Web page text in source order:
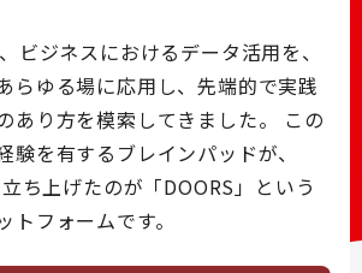
ビジネスにおけるデータ活用を、
らゆる場に応用し、先端的で実践
あり方を模索してきました。 この
験を有するブレインパッドが、
ち上げたのが「DOORS」という
トフォームです。